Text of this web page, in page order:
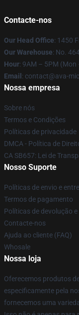
Contacte-nos
Our Head Office: 1450
Our Warehouse: No.
Hour: 9AM – 5PM (Mon
Email : contact@ava-
Nossa empresa
Sobre nós
Termos e Condições
Políticas de privacidade
DMCA - Política de
CA SB657: Lei de
Nosso Suporte
Políticas de envio e
Termos de pagamento
Políticas de devolução
Contacte-nos
Ajuda ao cliente (FAQ)
Whosale
Nossa loja
Oferecemos produtos
especificamente pela
fornecemos uma